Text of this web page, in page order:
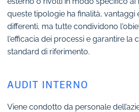
queste tipologie ha finalità,
differenti, ma tutte condividono
l'efficacia dei processi e garantire la
standard di riferimento.
AUDIT INTERNO
Viene condotto da personale